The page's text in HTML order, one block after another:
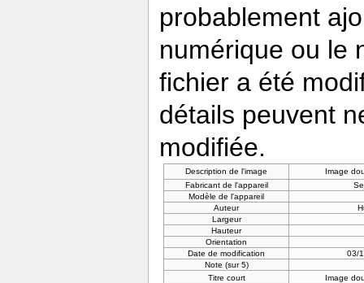
probablement
numérique ou le
fichier a été
détails peuvent
modifiée.
Description de l'image
Image
Fabricant de l'appareil
Modèle de l'appareil
Auteur
Largeur
Hauteur
Orientation
Date de modification
03/
Note (sur 5)
Titre court
Image